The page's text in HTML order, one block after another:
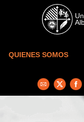
Skip to main content
QUIENES SOMOS